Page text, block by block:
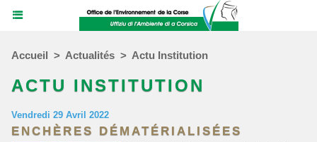
Accueil > Actualités > Actu Institution
ACTU INSTITUTION
Vendredi 29 Avril 2022
ENCHÈRES DÉMATÉRIALISÉES